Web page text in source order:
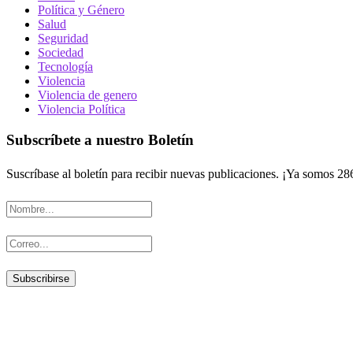
Política y Género
Salud
Seguridad
Sociedad
Tecnología
Violencia
Violencia de genero
Violencia Política
Subscríbete a nuestro Boletín
Suscríbase al boletín para recibir nuevas publicaciones. ¡Ya somos